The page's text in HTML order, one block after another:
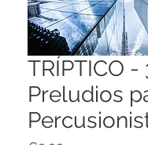
TRÍPTICO -
Preludios